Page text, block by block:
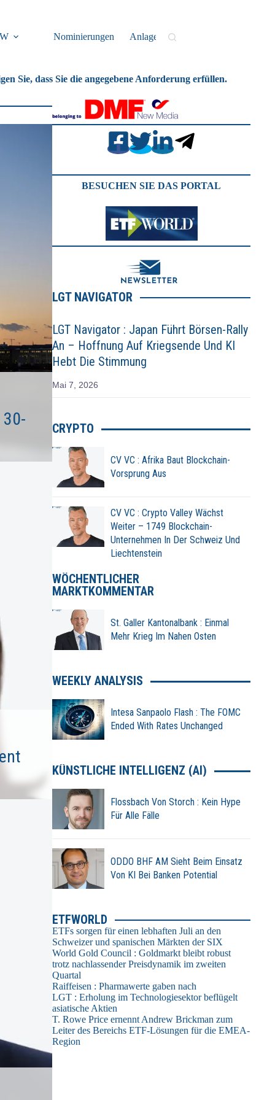
Nominierungen Anlagefonds
Sie, dass Sie die angegebene Anforderung erfüllen.
BESUCHEN SIE DAS PORTAL
LGT NAVIGATOR
LGT Navigator : Japan Führt Börsen-Rally
An – Hoffnung Auf Kriegsende Und KI
Hebt Die Stimmung
Mai 7, 2026
CRYPTO
CV VC : Afrika Baut Blockchain-
Vorsprung Aus
CV VC : Crypto Valley Wächst
Weiter – 1749 Blockchain-
Unternehmen In Der Schweiz Und
Liechtenstein
WÖCHENTLICHER
MARKTKOMMENTAR
St. Galler Kantonalbank : Einmal
Mehr Krieg Im Nahen Osten
WEEKLY ANALYSIS
Intesa Sanpaolo Flash : The FOMC
Ended With Rates Unchanged
KÜNSTLICHE INTELLIGENZ (AI)
Flossbach Von Storch : Kein Hype
Für Alle Fälle
ODDO BHF AM Sieht Beim Einsatz
Von KI Bei Banken Potential
ETFWORLD
ETFs sorgen für einen lebhaften Juli an den
Schweizer und spanischen Märkten der SIX
World Gold Council : Goldmarkt bleibt robust
trotz nachlassender Preisdynamik im zweiten
Quartal
Raiffeisen : Pharmawerte gaben nach
LGT : Erholung im Technologiesektor beflügelt
asiatische Aktien
T. Rowe Price ernennt Andrew Brickman zum
Leiter des Bereichs ETF-Lösungen für die EMEA-
Region